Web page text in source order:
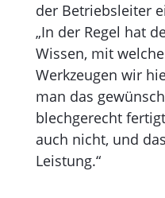
der Betriebs­leiter
„In der Regel hat
Wissen, mit
Werkzeugen wir
man das
blechgerecht
auch nicht, und
Leistung.“